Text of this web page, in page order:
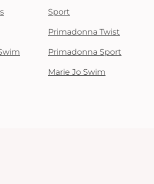
Sport
Primadonna Twist
Primadonna Sport
Marie Jo Swim